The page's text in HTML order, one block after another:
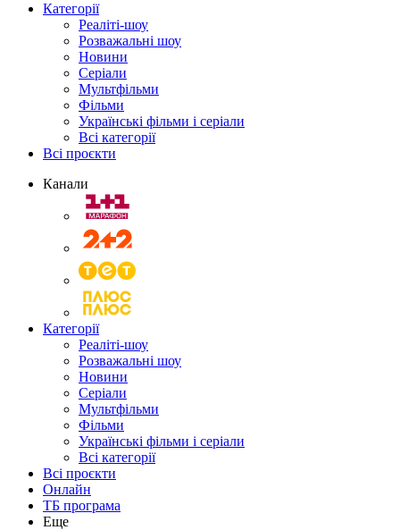
Категорії
Реаліті-шоу
Розважальні шоу
Новини
Серіали
Мультфільми
Фільми
Українські фільми і серіали
Всі категорії
Всі проєкти
Канали
Категорії
Реаліті-шоу
Розважальні шоу
Новини
Серіали
Мультфільми
Фільми
Українські фільми і серіали
Всі категорії
Всі проєкти
Онлайн
ТБ програма
Еще